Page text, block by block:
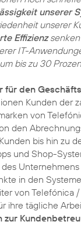
unserer
unserer
Effizienzsenken
IT-
bis zu 30
für den
Kunden der
von
den
bis hin zu
und Shop-
in den
von Telefónica /
ihre tägliche
zur